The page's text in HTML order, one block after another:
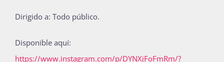
Dirigido a: Todo público.
Disponible aquí:
https://www.instagram.com/p/DYNXjFoFmRm/?